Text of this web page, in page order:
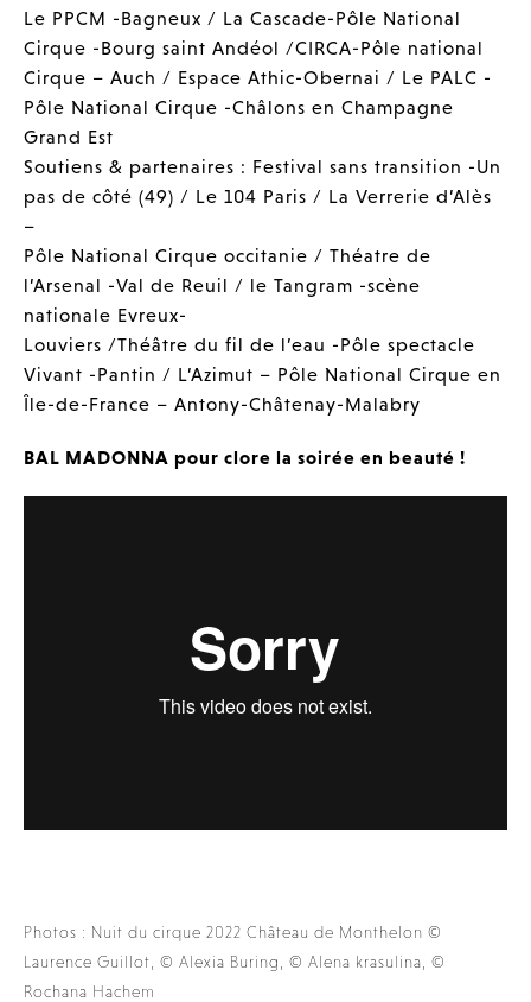
Le PPCM -Bagneux / La Cascade-Pôle National
Cirque -Bourg saint Andéol /CIRCA-Pôle national
Cirque – Auch / Espace Athic-Obernai / Le PALC -
Pôle National Cirque -Châlons en Champagne
Grand Est
Soutiens & partenaires : Festival sans transition -Un
pas de côté (49) / Le 104 Paris / La Verrerie d’Alès
–
Pôle National Cirque occitanie / Théatre de
l’Arsenal -Val de Reuil / le Tangram -scène
nationale Evreux-
Louviers /Théâtre du fil de l’eau -Pôle spectacle
Vivant -Pantin / L’Azimut – Pôle National Cirque en
Île-de-France – Antony-Châtenay-Malabry
BAL MADONNA pour clore la soirée en beauté !
Photos : Nuit du cirque 2022 Château de Monthelon ©
Laurence Guillot, © Alexia Buring, © Alena krasulina, ©
Rochana Hachem